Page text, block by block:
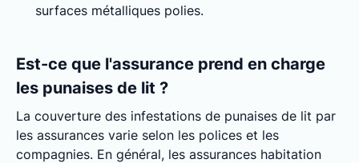
surfaces métalliques polies.
Est-ce que l'assurance prend en charge
les punaises de lit ?
La couverture des infestations de punaises de lit par
les assurances varie selon les polices et les
compagnies. En général, les assurances habitation